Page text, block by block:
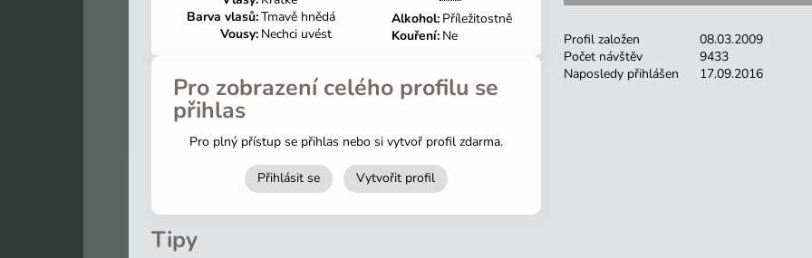
Barva vlasů Tmavě hnědá
Vousy Nechci uvést
Alkohol Příležitostně
Kouření Ne
Pro zobrazení celého profilu se
přihlas
Pro plný přístup se přihlas nebo si vytvoř profil zdarma.
Přihlásit se Vytvořit profil
Tipy
Profil založen
08.03.2009
Počet návštěv
9433
Naposledy přihlášen
17.09.2016
Vytvořit profil
Zůstat přihlášený